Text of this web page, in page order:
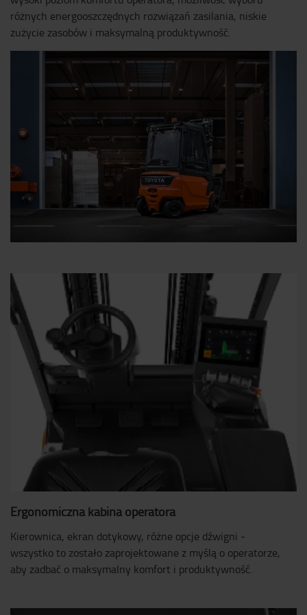
różnych energooszczędnych rozwiązań zasilania, niskie
zużycie zasobów i maksymalną produktywność.
Ergonomiczna kabina operatora
Kierownica, ekran dotykowy, różne opcje dźwigni -
wszystko to zostało zaprojektowane z myślą o operatorze,
aby zadbać o maksymalny komfort i produktywność.